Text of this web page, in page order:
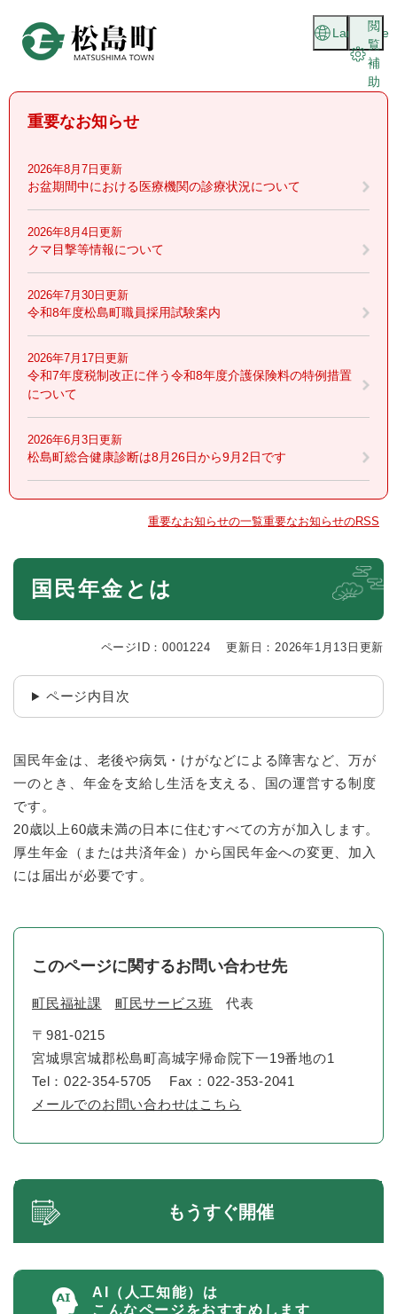
頭
閲
覧
補
助
Language
重要なお知らせ
2026年8月7日更新
お盆期間中における医療機関の診療状況について
2026年8月4日更新
クマ目撃等情報について
2026年7月30日更新
令和8年度松島町職員採用試験案内
2026年7月17日更新
令和7年度税制改正に伴う令和8年度介護保険料の特例措置
について
2026年6月3日更新
松島町総合健康診断は8月26日から9月2日です
重要なお知らせの一覧重要なお知らせのRSS
本
国民年金とは
ページID：0001224 更新日：2026年1月13日更新
ページ内目次
国民年金は、老後や病気・けがなどによる障害など、万が
一のとき、年金を支給し生活を支える、国の運営する制度
です。
20歳以上60歳未満の日本に住むすべての方が加入します。
厚生年金（または共済年金）から国民年金への変更、加入
には届出が必要です。
このページに関するお問い合わせ先
町民福祉課 町民サービス班 代表
〒981-0215
宮城県宮城郡松島町高城字帰命院下一19番地の1
Tel：022-354-5705
Fax：022-353-2041
メールでのお問い合わせはこちら
もうすぐ開催
AI（人工知能）は
こんなページをおすすめします